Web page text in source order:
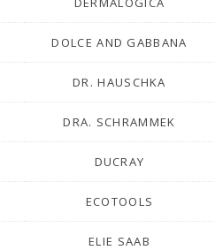
DOLCE AND GABBANA
DR. HAUSCHKA
DRA. SCHRAMMEK
DUCRAY
ECOTOOLS
ELIE SAAB